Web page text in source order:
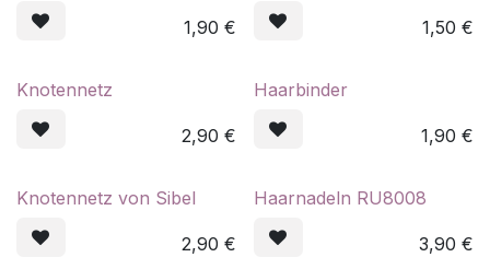
1,90 € 1,50 €
Knotennetz
2,90 €
Haarbinder
1,90 €
Knotennetz von Sibel
2,90 €
Haarnadeln RU8008
3,90 €